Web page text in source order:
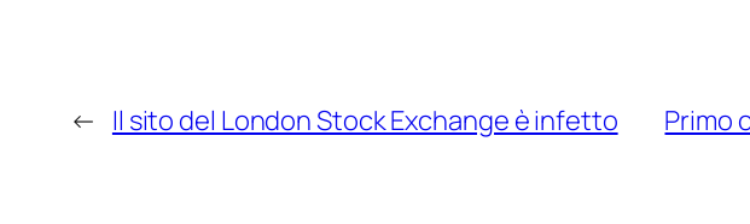
← Il sito del London Stock Exchange è infetto Primo